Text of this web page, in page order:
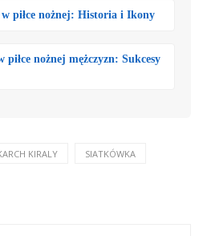
piłce nożnej: Historia i Ikony
nożnej mężczyzn: Sukcesy
KIRALY SIATKÓWKA